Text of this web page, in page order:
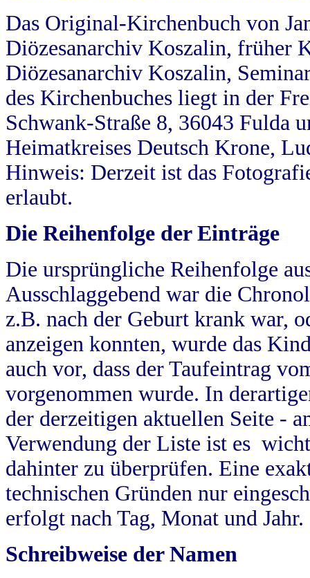
Das Original-Kirchenbuch von
Diözesanarchiv Koszalin, früher
Diözesanarchiv Koszalin,
des Kirchenbuches liegt in der
Schwank-Straße 8, 36043 Fulda
Heimatkreises Deutsch Krone,
Hinweis: Derzeit ist das
erlaubt.
Die Reihenfolge der Einträge
Die ursprüngliche Reihenfolge
Ausschlaggebend war die
z.B. nach der Geburt krank war,
anzeigen konnten, wurde das
auch vor, dass der Taufeintrag
vorgenommen wurde. In
der derzeitigen aktuellen Seite -
Verwendung der Liste ist es
dahinter zu überprüfen. Eine
technischen Gründen nur
erfolgt nach Tag, Monat und Jahr.
Schreibweise der Namen